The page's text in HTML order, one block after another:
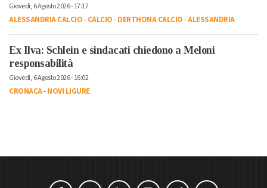
Giovedì, 6 Agosto 2026 - 17:17
ALESSANDRIA CALCIO-CALCIO-DERTHONA CALCIO-ALESSANDRIA
Ex Ilva: Schlein e sindacati chiedono a Meloni
responsabilità
Giovedì, 6 Agosto 2026 - 16:02
CRONACA-NOVI LIGURE